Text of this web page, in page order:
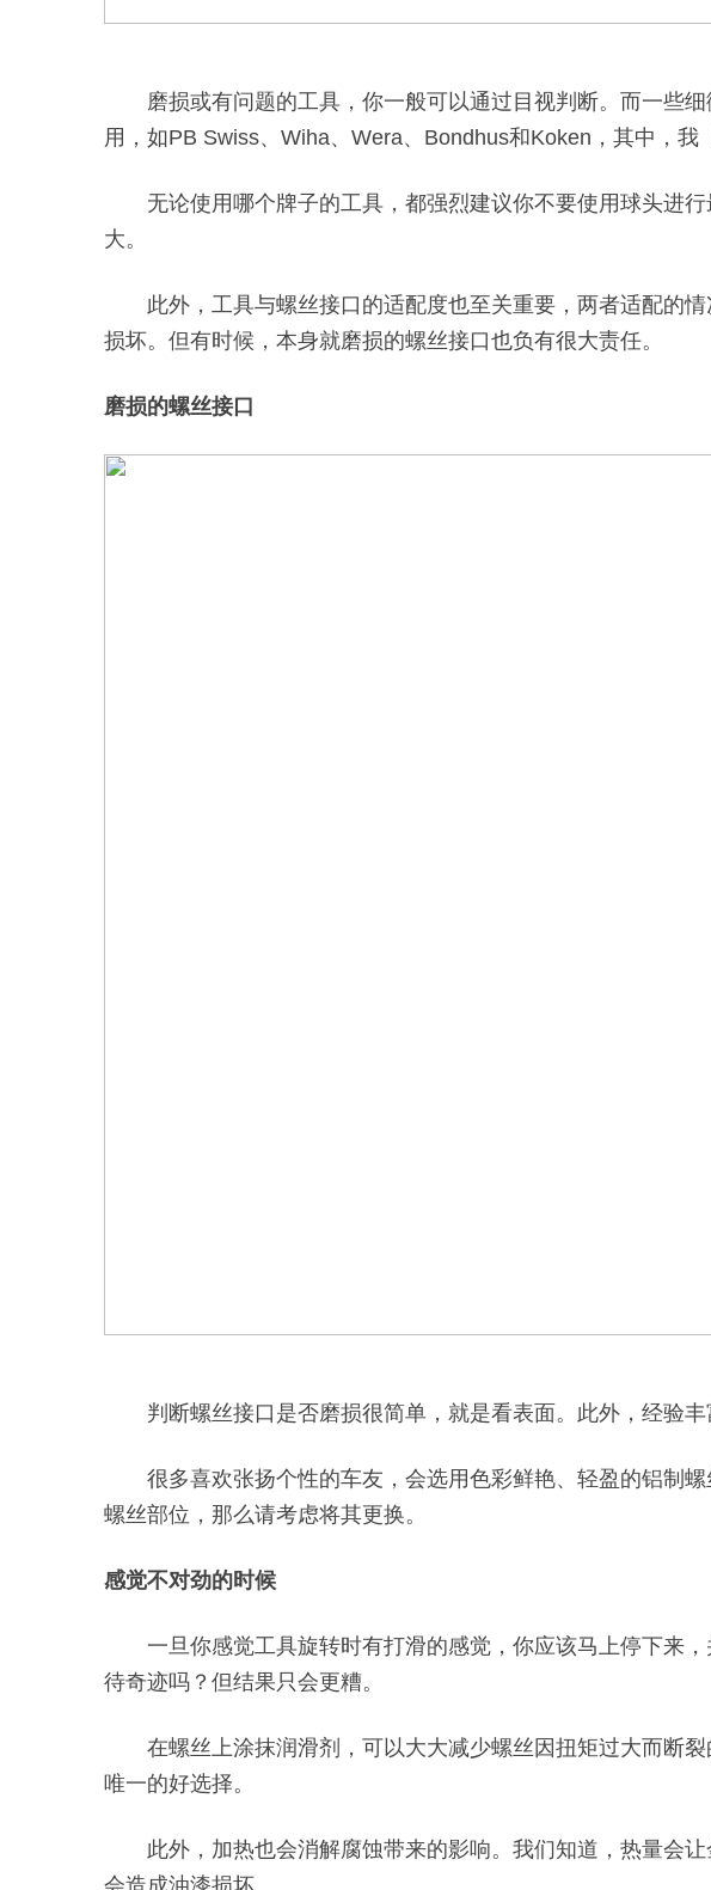
磨损或有问题的工具，你一般可以通过目视判断。而一些
用，如PB Swiss、Wiha、Wera、Bondhus和Koken，其中，
无论使用哪个牌子的工具，都强烈建议你不要使用球头进
大。
此外，工具与螺丝接口的适配度也至关重要，两者适配的
损坏。但有时候，本身就磨损的螺丝接口也负有很大责任。
磨损的螺丝接口
判断螺丝接口是否磨损很简单，就是看表面。此外，经验
很多喜欢张扬个性的车友，会选用色彩鲜艳、轻盈的铝制
螺丝部位，那么请考虑将其更换。
感觉不对劲的时候
一旦你感觉工具旋转时有打滑的感觉，你应该马上停下来
待奇迹吗？但结果只会更糟。
在螺丝上涂抹润滑剂，可以大大减少螺丝因扭矩过大而断
唯一的好选择。
此外，加热也会消解腐蚀带来的影响。我们知道，热量会
会造成油漆损坏。